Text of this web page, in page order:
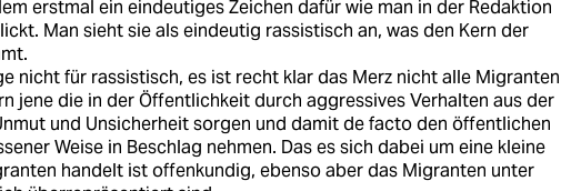
erstmal ein eindeutiges Zeichen dafür wie man in der Redaktion
Man sieht sie als eindeutig rassistisch an, was den Kern der
nicht für rassistisch, es ist recht klar das Merz nicht alle Migranten
jene die in der Öffentlichkeit durch aggressives Verhalten aus der
und Unsicherheit sorgen und damit de facto den öffentlichen
Weise in Beschlag nehmen. Das es sich dabei um eine kleine
handelt ist offenkundig, ebenso aber das Migranten unter